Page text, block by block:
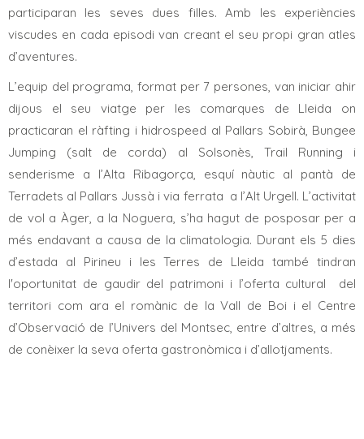
participaran les seves dues filles. Amb les experiències
viscudes en cada episodi van creant el seu propi gran atles
d’aventures.
L’equip del programa, format per 7 persones, van iniciar ahir
dijous el seu viatge per les comarques de Lleida on
practicaran el ràfting i hidrospeed al Pallars Sobirà, Bungee
Jumping (salt de corda) al Solsonès, Trail Running i
senderisme a l’Alta Ribagorça, esquí nàutic al pantà de
Terradets al Pallars Jussà i via ferrata a l’Alt Urgell. L’activitat
de vol a Àger, a la Noguera, s’ha hagut de posposar per a
més endavant a causa de la climatologia. Durant els 5 dies
d’estada al Pirineu i les Terres de Lleida també tindran
l'oportunitat de gaudir del patrimoni i l’oferta cultural del
territori com ara el romànic de la Vall de Boi i el Centre
d’Observació de l’Univers del Montsec, entre d’altres, a més
de conèixer la seva oferta gastronòmica i d’allotjaments.